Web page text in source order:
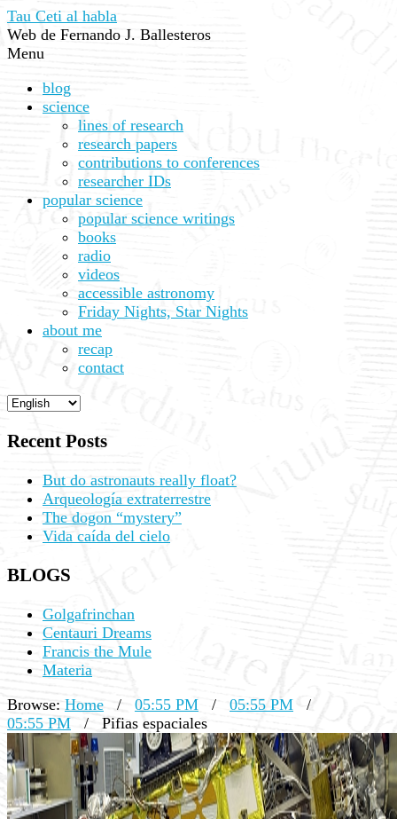
Tau Ceti al habla
Web de Fernando J. Ballesteros
Menu
blog
science
lines of research
research papers
contributions to conferences
researcher IDs
popular science
popular science writings
books
radio
videos
accessible astronomy
Friday Nights, Star Nights
about me
recap
contact
Recent Posts
But do astronauts really float?
Arqueología extraterrestre
The dogon “mystery”
Vida caída del cielo
BLOGS
Golgafrinchan
Centauri Dreams
Francis the Mule
Materia
Browse: Home / 05:55 PM / 05:55 PM
/
05:55 PM
/ Pifias espaciales